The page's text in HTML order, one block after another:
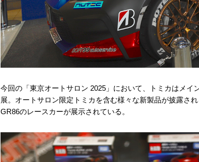
今回の「東京オートサロン 2025」において、トミカはメイ
展。オートサロン限定トミカを含む様々な新製品が披露さ
GR86のレースカーが展示されている。